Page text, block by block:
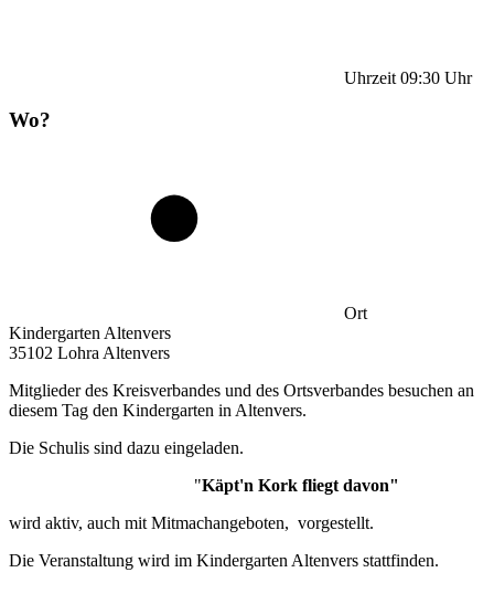
Uhrzeit 09:30 Uhr
Wo?
Ort
Kindergarten Altenvers
35102 Lohra Altenvers
Mitglieder des Kreisverbandes und des Ortsverbandes besuchen an
diesem Tag den Kindergarten in Altenvers.
Die Schulis sind dazu eingeladen.
"Käpt'n Kork fliegt davon"
wird aktiv, auch mit Mitmachangeboten, vorgestellt.
Die Veranstaltung wird im Kindergarten Altenvers stattfinden.